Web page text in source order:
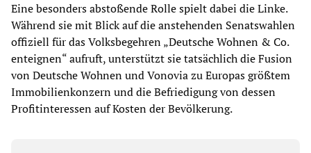
Eine besonders abstoßende Rolle spielt dabei die Linke.
Während sie mit Blick auf die anstehenden Senatswahlen
offiziell für das Volksbegehren „Deutsche Wohnen & Co.
enteignen“ aufruft, unterstützt sie tatsächlich die Fusion
von Deutsche Wohnen und Vonovia zu Europas größtem
Immobilienkonzern und die Befriedigung von dessen
Profitinteressen auf Kosten der Bevölkerung.